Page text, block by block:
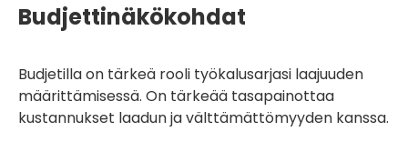
Budjettinäkökohdat
Budjetilla on tärkeä rooli työkalusarjasi laajuuden
määrittämisessä. On tärkeää tasapainottaa
kustannukset laadun ja välttämättömyyden kanssa.